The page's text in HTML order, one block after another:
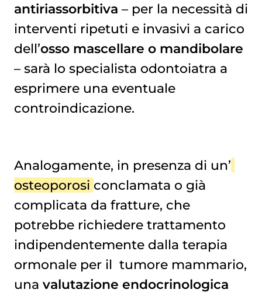
antiriassorbitiva – per la necessità di
interventi ripetuti e invasivi a carico
dell’osso mascellare o mandibolare
– sarà lo specialista odontoiatra a
esprimere una eventuale
controindicazione.
Analogamente, in presenza di un’
osteoporosi conclamata o già
complicata da fratture, che
potrebbe richiedere trattamento
indipendentemente dalla terapia
ormonale per il tumore mammario,
una valutazione endocrinologica